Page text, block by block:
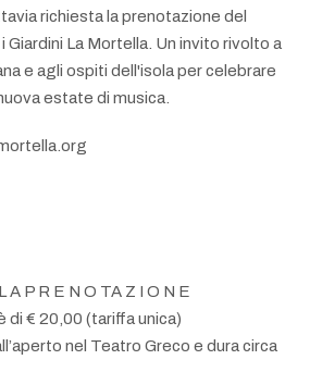
richiesta la prenotazione del
La Mortella. Un invito rivolto a
e agli ospiti dell'isola per celebrare
estate di musica.
A P R E N O TA Z I O N E
di € 20,00 (tariffa unica)
nel Teatro Greco e dura circa